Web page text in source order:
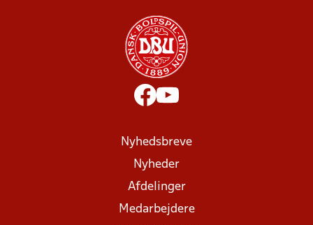
Nyhedsbreve
Nyheder
Afdelinger
Medarbejdere